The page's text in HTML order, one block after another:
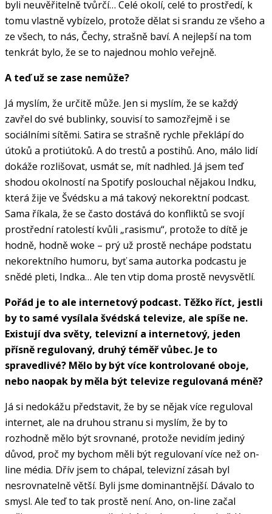
byli neuvěřitelně tvůrčí… Celé okolí, celé to prostředí, k
tomu vlastně vybízelo, protože dělat si srandu ze všeho a
ze všech, to nás, Čechy, strašně baví. A nejlepší na tom
tenkrát bylo, že se to najednou mohlo veřejně.
A teď už se zase nemůže?
Já myslím, že určitě může. Jen si myslím, že se každý
zavřel do své bublinky, souvisí to samozřejmě i se
sociálními sítěmi. Satira se strašně rychle překlápí do
útoků a protiútoků. A do trestů a postihů. Ano, málo lidí
dokáže rozlišovat, usmát se, mít nadhled. Já jsem teď
shodou okolností na Spotify poslouchal nějakou Indku,
která žije ve Švédsku a má takový nekorektní podcast.
Sama říkala, že se často dostává do konfliktů se svojí
prostřední ratolestí kvůli „rasismu“, protože to dítě je
hodně, hodně woke – prý už prostě nechápe podstatu
nekorektního humoru, byť sama autorka podcastu je
snědé pleti, Indka… Ale ten vtip doma prostě nevysvětlí.
Pořád je to ale internetový podcast. Těžko říct, jestli
by to samé vysílala švédská televize, ale spíše ne.
Existují dva světy, televizní a internetový, jeden
přísně regulovaný, druhý téměř vůbec. Je to
spravedlivé? Mělo by být více kontrolované oboje,
nebo naopak by měla být televize regulovaná méně?
Já si nedokážu představit, že by se nějak více reguloval
internet, ale na druhou stranu si myslím, že by to
rozhodně mělo být srovnané, protože nevidím jediný
důvod, proč my bychom měli být regulovaní více než on-
line média. Dřív jsem to chápal, televizní zásah byl
nesrovnatelně větší. Byli jsme dominantnější. Dávalo to
smysl. Ale teď to tak prostě není. Ano, on-line začal